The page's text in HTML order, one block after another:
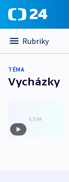
Rubriky
TÉMA
Vycházky